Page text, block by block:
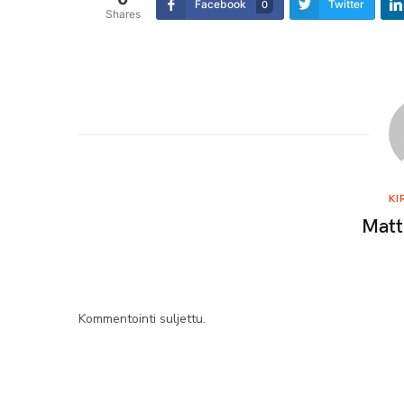
Shares
Facebook 0 Twitter
Kommentointi suljettu.